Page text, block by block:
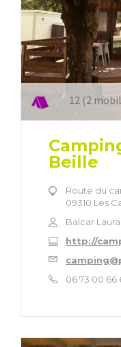
12 (2
Beille
Route du
09310 Les
Balcar Laura
http://
06 73 00 66